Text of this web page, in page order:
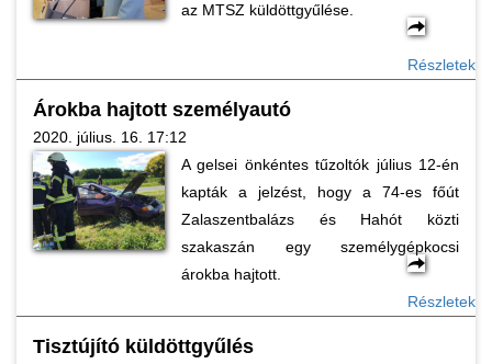
az MTSZ küldöttgyűlése.
Részletek
Árokba hajtott személyautó
2020. július. 16. 17:12
A gelsei önkéntes tűzoltók július 12-én
kapták a jelzést, hogy a 74-es főút
Zalaszentbalázs és Hahót közti
szakaszán egy személygépkocsi
árokba hajtott.
Részletek
Tisztújító küldöttgyűlés